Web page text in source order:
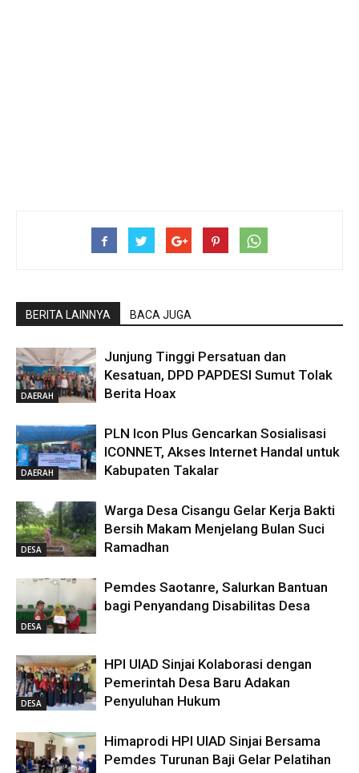
BERITA LAINNYA BACA JUGA
DAERAH
Junjung Tinggi Persatuan dan
Kesatuan, DPD PAPDESI Sumut Tolak
Berita Hoax
DAERAH
PLN Icon Plus Gencarkan Sosialisasi
ICONNET, Akses Internet Handal untuk
Kabupaten Takalar
DESA
Warga Desa Cisangu Gelar Kerja Bakti
Bersih Makam Menjelang Bulan Suci
Ramadhan
DESA
Pemdes Saotanre, Salurkan Bantuan
bagi Penyandang Disabilitas Desa
DESA
HPI UIAD Sinjai Kolaborasi dengan
Pemerintah Desa Baru Adakan
Penyuluhan Hukum
Himaprodi HPI UIAD Sinjai Bersama
Pemdes Turunan Baji Gelar Pelatihan